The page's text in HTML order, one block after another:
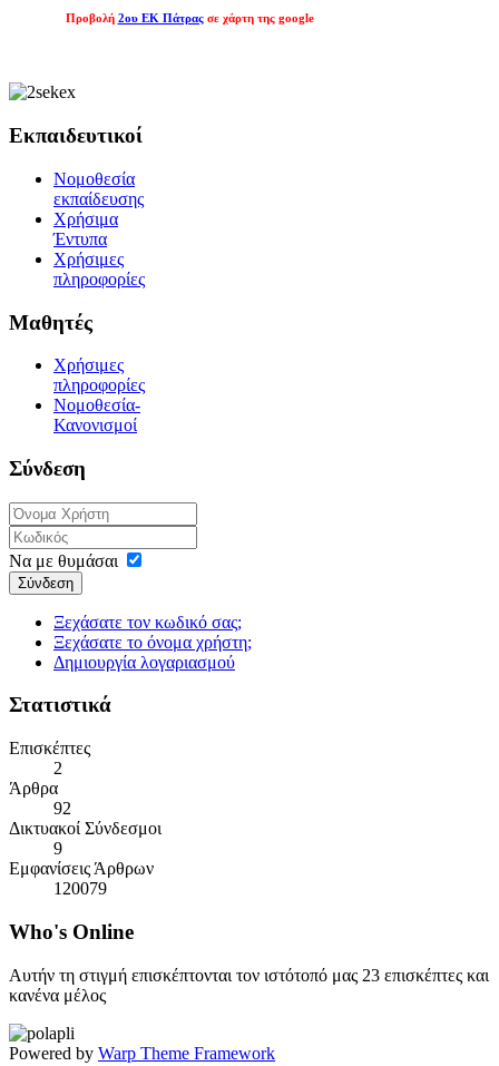
Προβολή 2ου ΕΚ Πάτρας σε χάρτη της google
Εκπαιδευτικοί
Νομοθεσία
εκπαίδευσης
Χρήσιμα
Έντυπα
Χρήσιμες
πληροφορίες
Μαθητές
Χρήσιμες
πληροφορίες
Νομοθεσία-
Κανονισμοί
Σύνδεση
Να με θυμάσαι
Σύνδεση
Ξεχάσατε τον κωδικό σας;
Ξεχάσατε το όνομα χρήστη;
Δημιουργία λογαριασμού
Στατιστικά
Επισκέπτες
2
Άρθρα
92
Δικτυακοί Σύνδεσμοι
9
Εμφανίσεις Άρθρων
120079
Who's Online
Αυτήν τη στιγμή επισκέπτονται τον ιστότοπό μας 23 επισκέπτες και
κανένα μέλος
Powered by Warp Theme Framework